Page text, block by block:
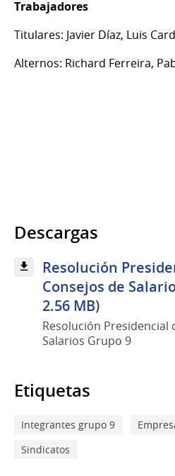
Trabajadores
Titulares: Javier Díaz, Luis
Alternos: Richard Ferreira,
Descargas
Resolución
Consejos de
2.56 MB)
Resolución Presidencial
Salarios Grupo 9
Etiquetas
Integrantes grupo 9
Sindicatos